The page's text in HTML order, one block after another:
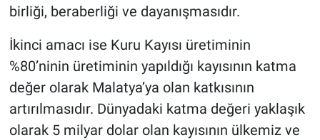
birliği, beraberliği ve dayanışmasıdır.
İkinci amacı ise Kuru Kayısı üretiminin
%80’ninin üretiminin yapıldığı kayısının katma
değer olarak Malatya’ya olan katkısının
artırılmasıdır. Dünyadaki katma değeri yaklaşık
olarak 5 milyar dolar olan kayısının ülkemiz ve